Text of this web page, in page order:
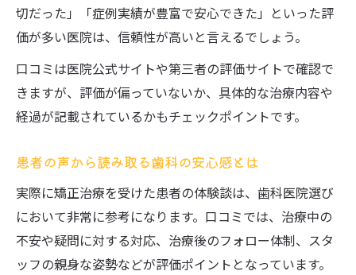
切だった」「症例実績が豊富で安心できた」といった評
価が多い医院は、信頼性が高いと言えるでしょう。
口コミは医院公式サイトや第三者の評価サイトで確認で
きますが、評価が偏っていないか、具体的な治療内容や
経過が記載されているかもチェックポイントです。
患者の声から読み取る歯科の安心感とは
実際に矯正治療を受けた患者の体験談は、歯科医院選び
において非常に参考になります。口コミでは、治療中の
不安や疑問に対する対応、治療後のフォロー体制、スタ
ッフの親身な姿勢などが評価ポイントとなっています。